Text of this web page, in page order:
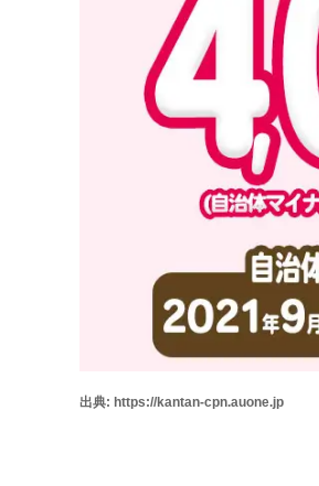
出典: https://kantan-cpn.auone.jp